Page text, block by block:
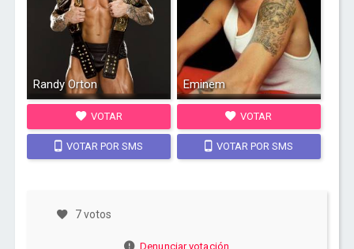
Randy Orton
VOTAR
VOTAR POR SMS
Eminem
VOTAR
VOTAR POR SMS
7 votos
Denunciar votación